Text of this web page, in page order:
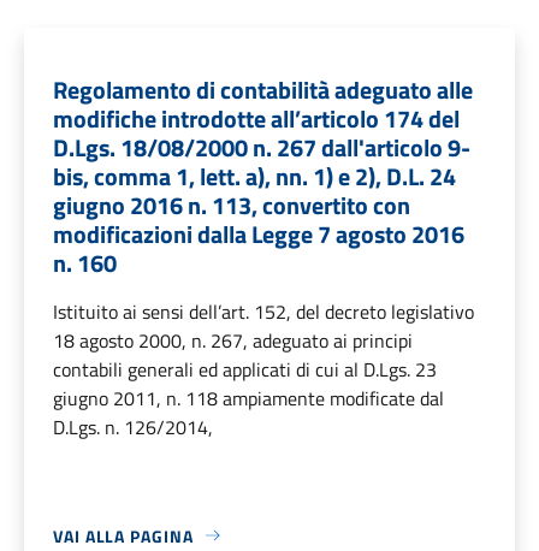
Regolamento di contabilità adeguato alle
modifiche introdotte all’articolo 174 del
D.Lgs. 18/08/2000 n. 267 dall'articolo 9-
bis, comma 1, lett. a), nn. 1) e 2), D.L. 24
giugno 2016 n. 113, convertito con
modificazioni dalla Legge 7 agosto 2016
n. 160
Istituito ai sensi dell’art. 152, del decreto legislativo
18 agosto 2000, n. 267, adeguato ai principi
contabili generali ed applicati di cui al D.Lgs. 23
giugno 2011, n. 118 ampiamente modificate dal
D.Lgs. n. 126/2014,
VAI ALLA PAGINA